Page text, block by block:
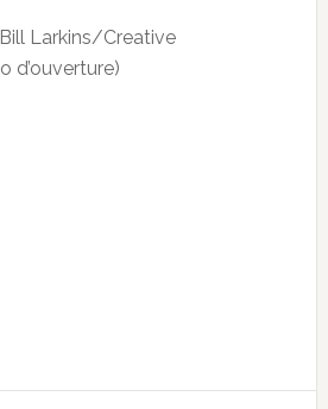
Larkins/Creative
d’ouverture)